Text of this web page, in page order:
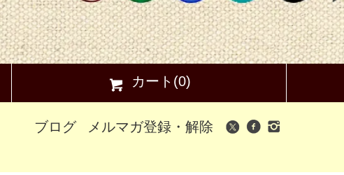
カート(0)
ブログ メルマガ登録・解除